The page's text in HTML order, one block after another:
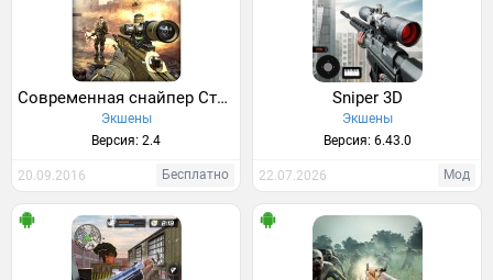
Современная снайпер Стрелок
Экшены
Версия: 2.4
20.09.2016 Бесплатно
Sniper 3D
Экшены
Версия: 6.43.0
22.07.2026 Мод